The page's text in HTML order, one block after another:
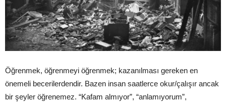
Öğrenmek, öğrenmeyi öğrenmek; kazanılması gereken en
önemeli becerilerdendir. Bazen insan saatlerce okur/çalışır ancak
bir şeyler öğrenemez. “Kafam almıyor”, “anlamıyorum”,